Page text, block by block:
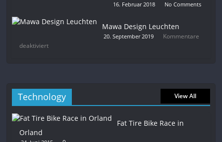
16. Februar 2018 No Comments
Mawa Design Leuchten
20. September 2019
Kommentare
deaktiviert
Technology View All
Fat Tire Bike Race in
Orland